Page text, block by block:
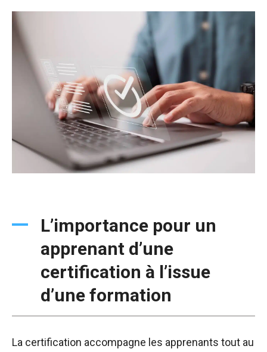
L’importance pour un
apprenant d’une
certification à l’issue
d’une formation
La certification accompagne les apprenants tout au